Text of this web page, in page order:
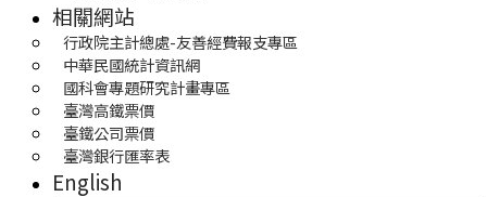
相關網站
行政院主計總處-友善經費報支專區
中華民國統計資訊網
國科會專題研究計畫專區
臺灣高鐵票價
臺鐵公司票價
臺灣銀行匯率表
English